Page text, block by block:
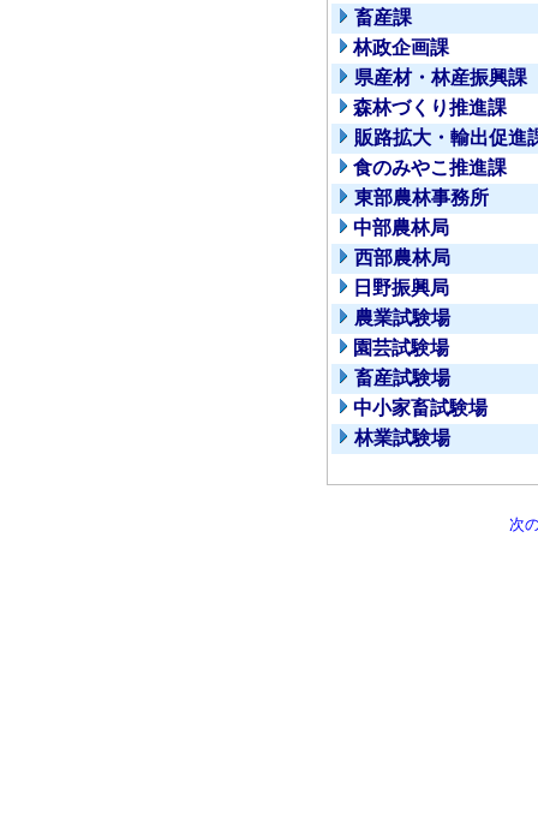
畜産課
林政企画課
県産材・林産振興課
森林づくり推進課
販路拡大・輸出促進
食のみやこ推進課
東部農林事務所
中部農林局
西部農林局
日野振興局
農業試験場
園芸試験場
畜産試験場
中小家畜試験場
林業試験場
次